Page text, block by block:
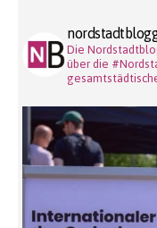
Die
über die